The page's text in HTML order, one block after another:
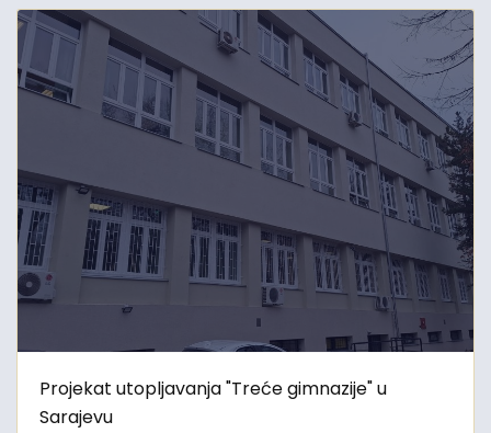
Projekat utopljavanja "Treće gimnazije" u
Sarajevu